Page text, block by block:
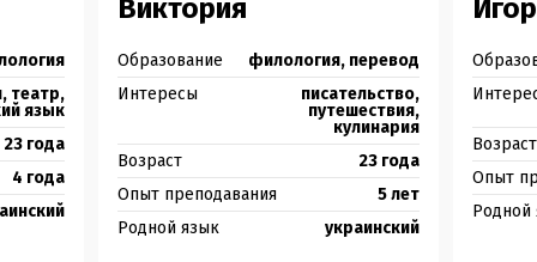
любом месте — дома, в метро, в кафешке возле дома.
Удобно, правда? 😊
Бесплатные спецкурсы по грамматике
Во время пандемии мы разработали видеокурсы по
английскому для людей, которые не смогли
театр,
язык
23 года
4 года
Виктория
Образование
филология, перевод
Интересы
писательство,
путешествия,
кулинария
Возраст
23 года
Опыт преподавания
5 лет
Родной язык
украинский
Возраст
Опыт
Родной